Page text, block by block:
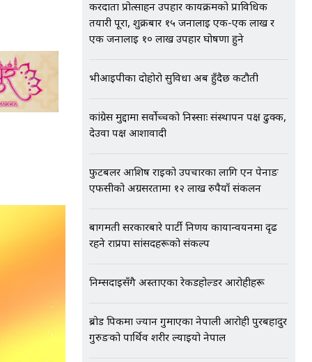
करदाता प्रोत्साहन उपहार कार्यक्रमको प्राविधिक
तयारी पूरा, शुक्रबार १५ जनालाई एक-एक लाख र
एक जनालाई १० लाख उपहार घोषणा हुने
भीआईपीका दोहोरो सुविधा अब हुँदैछ कटौती
कांग्रेस मुद्दामा सर्वोच्चको निस्साः संस्थापन पक्ष ढुक्क,
देउवा पक्ष आशावादी
फुटबलर आशिष राईको उपचारका लागि एन पेनाङ
एफसीको अग्रसरतामा १२ लाख रुपैयाँ संकलन
बागमती सरकारबारे पार्टी निर्णय कार्यान्वयनमा दृढ
रहने राप्रपा सांसदहरूको संकल्प
निम्सदाइसँगै अस्ताएका रेकर्डहोल्डर आरोहीहरू
ब्रोड पिकमा ज्यान गुमाएका नेपाली आरोही पुरबहादुर
गुरुङको पार्थिव शरीर ल्याइयो नेपाल